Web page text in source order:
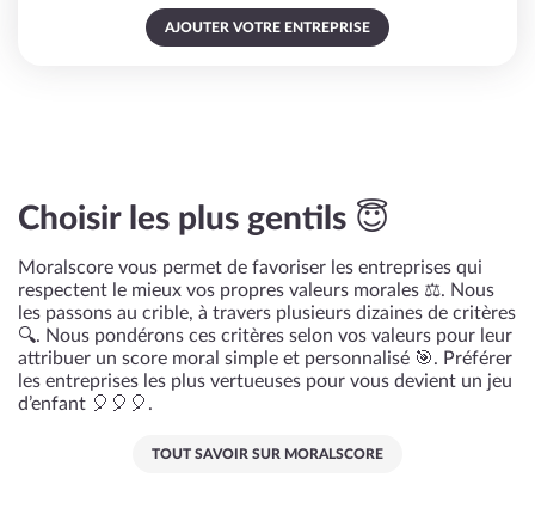
AJOUTER VOTRE ENTREPRISE
Choisir les plus gentils 😇
Moralscore vous permet de favoriser les entreprises qui
respectent le mieux vos propres valeurs morales ⚖️. Nous
les passons au crible, à travers plusieurs dizaines de critères
🔍. Nous pondérons ces critères selon vos valeurs pour leur
attribuer un score moral simple et personnalisé 🎯. Préférer
les entreprises les plus vertueuses pour vous devient un jeu
d’enfant 🎈🎈🎈.
TOUT SAVOIR SUR MORALSCORE